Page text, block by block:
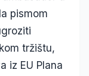
pismom
tržištu,
iz EU Plana